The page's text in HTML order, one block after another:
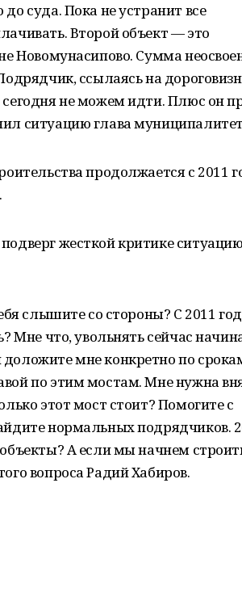
суда. Пока не устранит все
Второй объект — это
Новомунасипово. Сумма
ссылаясь на
не можем идти. Плюс он
ситуацию глава
продолжается с 2011
жесткой критике
слышите со стороны? С 2011
Мне что, увольнять сейчас
мне конкретно по
по этим мостам. Мне нужна
этот мост стоит? Помогите с
нормальных подрядчиков.
А если мы начнем
вопроса Радий Хабиров.